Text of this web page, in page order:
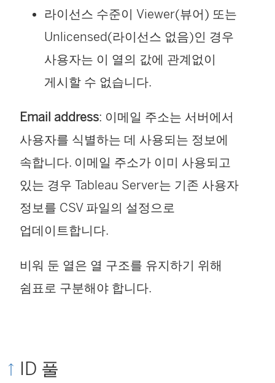
라이선스 수준이 Viewer(뷰어) 또는
Unlicensed(라이선스 없음)인 경우
사용자는 이 열의 값에 관계없이
게시할 수 없습니다.
Email address: 이메일 주소는 서버에서
사용자를 식별하는 데 사용되는 정보에
속합니다. 이메일 주소가 이미 사용되고
있는 경우 Tableau Server는 기존 사용자
정보를 CSV 파일의 설정으로
업데이트합니다.
비워 둔 열은 열 구조를 유지하기 위해
쉼표로 구분해야 합니다.
ID 풀